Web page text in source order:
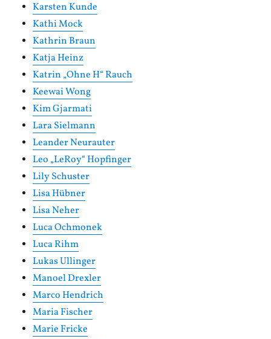
Karsten Kunde
Kathi Mock
Kathrin Braun
Katja Heinz
Katrin „Ohne H“ Rauch
Keewai Wong
Kim Gjarmati
Lara Sielmann
Leander Neurauter
Leo „LeRoy“ Hopfinger
Lily Schuster
Lisa Hübner
Lisa Neher
Luca Ochmonek
Luca Rihm
Lukas Ullinger
Manoel Drexler
Marco Hendrich
Maria Fischer
Marie Fricke